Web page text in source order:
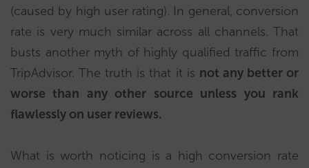
(caused by high user rating). In general, conversion
rate is very much similar across all channels. That
busts another myth of highly qualified traffic from
TripAdvisor. The truth is that it is not any better or
worse than any other source unless you rank
flawlessly on user reviews.
What is worth noticing is a high conversion rate